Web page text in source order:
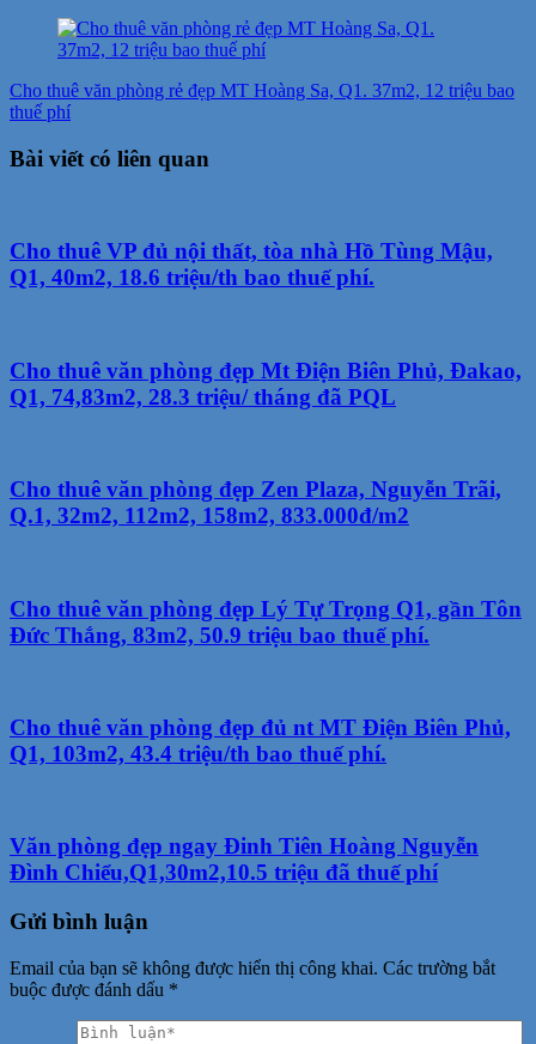
Cho thuê văn phòng rẻ đẹp MT Hoàng Sa, Q1. 37m2, 12 triệu bao
thuế phí
Bài viết có liên quan
Cho thuê VP đủ nội thất, tòa nhà Hồ Tùng Mậu,
Q1, 40m2, 18.6 triệu/th bao thuế phí.
Cho thuê văn phòng đẹp Mt Điện Biên Phủ, Đakao,
Q1, 74,83m2, 28.3 triệu/ tháng đã PQL
Cho thuê văn phòng đẹp Zen Plaza, Nguyễn Trãi,
Q.1, 32m2, 112m2, 158m2, 833.000đ/m2
Cho thuê văn phòng đẹp Lý Tự Trọng Q1, gần Tôn
Đức Thắng, 83m2, 50.9 triệu bao thuế phí.
Cho thuê văn phòng đẹp đủ nt MT Điện Biên Phủ,
Q1, 103m2, 43.4 triệu/th bao thuế phí.
Văn phòng đẹp ngay Đinh Tiên Hoàng Nguyễn
Đình Chiểu,Q1,30m2,10.5 triệu đã thuế phí
Gửi bình luận
Email của bạn sẽ không được hiển thị công khai. Các trường bắt
buộc được đánh dấu *